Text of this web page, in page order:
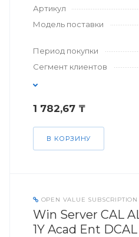
Артикул
Модель поставки
Период покупки
Сегмент клиентов
1 782,67 ₸
В КОРЗИНУ
OPEN VALUE SUBSCRIPTION
Win Server CAL
1Y Acad Ent DCAL